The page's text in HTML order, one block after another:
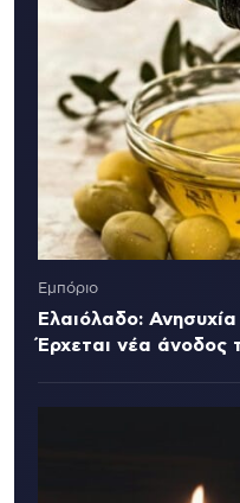
Εμπόριο
Ελαιόλαδο:
Έρχεται νέα άνοδος